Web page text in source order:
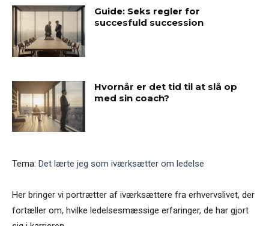
Guide: Seks regler for
succesfuld succession
Hvornår er det tid til at slå op
med sin coach?
Tema: Det lærte jeg som iværksætter om ledelse
Her bringer vi portrætter af iværksættere fra erhvervslivet, der
fortæller om, hvilke ledelsesmæssige erfaringer, de har gjort